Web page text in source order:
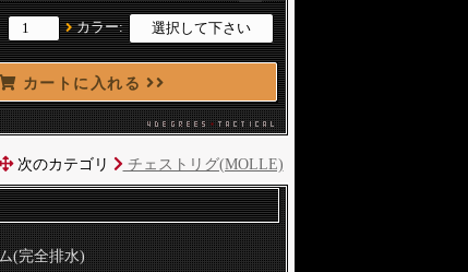
カラー:
カートに入れる
次のカテゴリ チェストリグ(MOLLE)
(完全排水)